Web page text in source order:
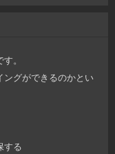
。
ングができるのかとい
する